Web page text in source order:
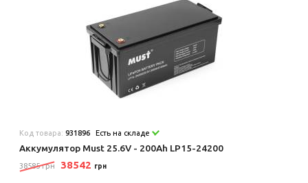
Код товара:931896 Есть на складе
Аккумулятор Must 25.6V - 200Ah LP15-24200
38585 грн 38542 грн